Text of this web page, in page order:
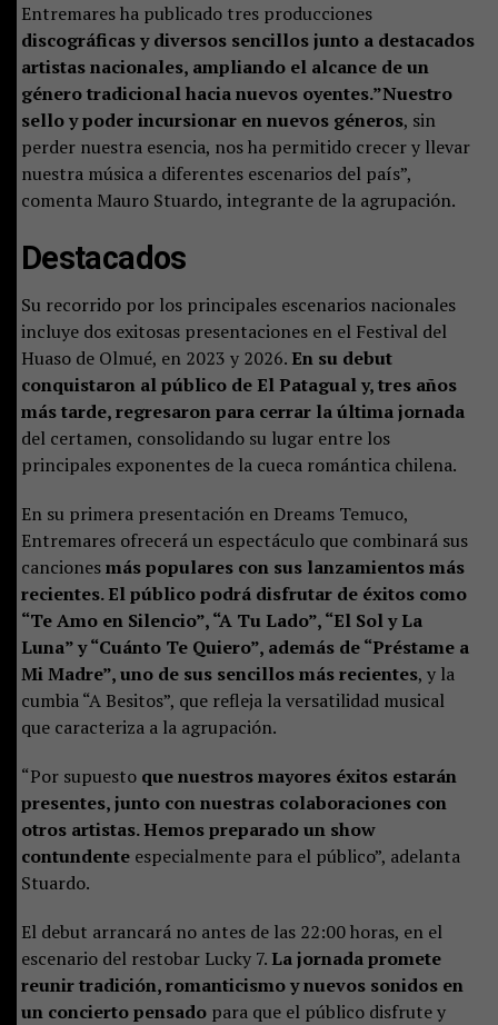
Entremares ha publicado tres producciones
discográficas y diversos sencillos junto a destacados
artistas nacionales, ampliando el alcance de un
género tradicional hacia nuevos oyentes.”Nuestro
sello y poder incursionar en nuevos géneros, sin
perder nuestra esencia, nos ha permitido crecer y llevar
nuestra música a diferentes escenarios del país”,
comenta Mauro Stuardo, integrante de la agrupación.
Destacados
Su recorrido por los principales escenarios nacionales
incluye dos exitosas presentaciones en el Festival del
Huaso de Olmué, en 2023 y 2026. En su debut
conquistaron al público de El Patagual y, tres años
más tarde, regresaron para cerrar la última jornada
del certamen, consolidando su lugar entre los
principales exponentes de la cueca romántica chilena.
En su primera presentación en Dreams Temuco,
Entremares ofrecerá un espectáculo que combinará sus
cancionesmás populares con sus lanzamientos más
recientes. El público podrá disfrutar de éxitos como
“Te Amo en Silencio”, “A Tu Lado”, “El Sol y La
Luna” y “Cuánto Te Quiero”, además de “Préstame a
Mi Madre”, uno de sus sencillos más recientes, y la
cumbia “A Besitos”, que refleja la versatilidad musical
que caracteriza a la agrupación.
“Por supuesto que nuestros mayores éxitos estarán
presentes, junto con nuestras colaboraciones con
otros artistas. Hemos preparado un show
contundenteespecialmente para el público”, adelanta
Stuardo.
El debut arrancará no antes de las 22:00 horas, en el
escenario del restobar Lucky 7. La jornada promete
reunir tradición, romanticismo y nuevos sonidos en
un concierto pensadopara que el público disfrute y